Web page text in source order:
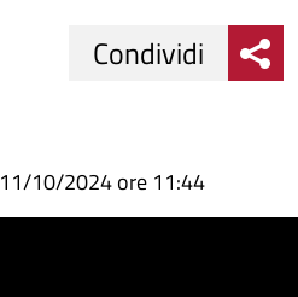
su
Facebook
Condividi
su
Condividi
Condividi
11/10/2024 ore 11:44